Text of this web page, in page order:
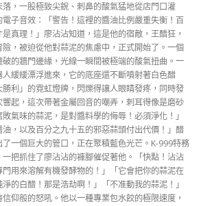
，一股極致尖銳、刺鼻的酸氣猛地從店門口灌
子音效：「警告！這裡的醬油比例嚴重失衡！百
真理！」廖沾沾知道，這是他的宿敵，王醋狂，
，被迫從他對蒜泥的焦慮中，正式開始了。一個
的牆門邊緣，光線一瞬間被極端的酸氣扭曲。一
緩緩漂浮進來，它的底座還不斷噴射著白色醋
利」的霓虹燈牌，閃爍得讓人眼睛發疼，同時發
起，這次帶著金屬回音的嘲弄，刺耳得像是磨砂
氣味的蒜泥，是對醬料學的侮辱！必須淨化！」
油，以及百分之九十五的邪惡蒜頭付出代價！」醋
一個巨大的管口，正在聚積藍色光芒。K-999特務
把抓住了廖沾沾的褲腳催促著他。「快點！沾沾
用來溶解有機發酵物的！」「它會把你的蒜泥在
的白醋！那是浩劫啊！」「不准動我的蒜泥！」
仰般的怒吼。他以一種專業包水餃的極限速度，